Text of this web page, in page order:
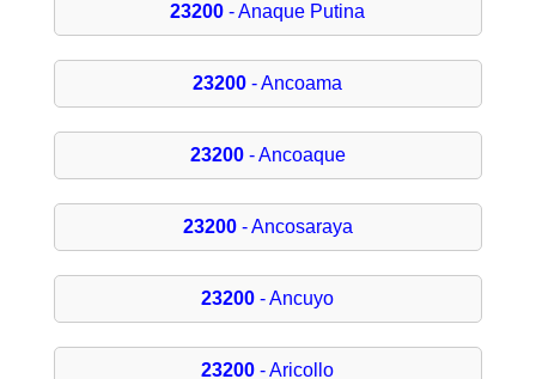
23200 - Anaque Putina
23200 - Ancoama
23200- Ancoaque
23200- Ancosaraya
23200 - Ancuyo
23200 - Aricollo